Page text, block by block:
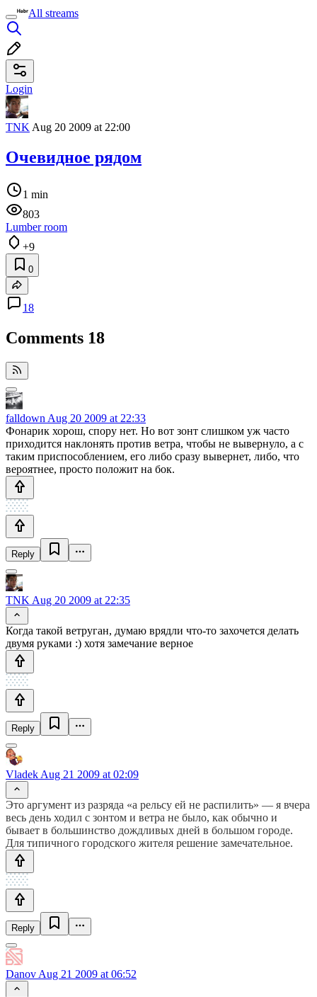
All streams
Login
TNK Aug 20 2009 at 22:00
Очевидное рядом
1 min
803
Lumber room
+9
0
18
Comments 18
falldown Aug 20 2009 at 22:33
Фонарик хорош, спору нет. Но вот зонт слишком уж часто
приходится наклонять против ветра, чтобы не вывернуло, а с
таким приспособлением, его либо сразу вывернет, либо, что
вероятнее, просто положит на бок.
Reply
TNK Aug 20 2009 at 22:35
Когда такой ветруган, думаю врядли что-то захочется делать
двумя руками :) хотя замечание верное
Reply
Vladek Aug 21 2009 at 02:09
Это аргумент из разряда «а рельсу ей не распилить» — я вчера
весь день ходил с зонтом и ветра не было, как обычно и
бывает в большинство дождливых дней в большом городе.
Для типичного городского жителя решение замечательное.
Reply
Danov Aug 21 2009 at 06:52